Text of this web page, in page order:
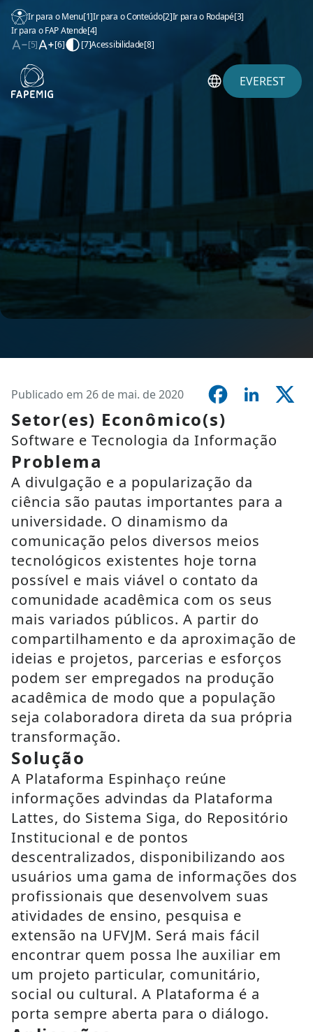
Ir para o Menu[1]Ir para o Conteúdo[2]Ir para o Rodapé[3]
Ir para o FAP Atende[4]
[5]
[6] [7]Acessibilidade[8]
EVEREST
Publicado em 26 de mai. de 2020
Setor(es) Econômico(s)
Software e Tecnologia da Informação
Problema
A divulgação e a popularização da
ciência são pautas importantes para a
universidade. O dinamismo da
comunicação pelos diversos meios
tecnológicos existentes hoje torna
possível e mais viável o contato da
comunidade acadêmica com os seus
mais variados públicos. A partir do
compartilhamento e da aproximação de
ideias e projetos, parcerias e esforços
podem ser empregados na produção
acadêmica de modo que a população
seja colaboradora direta da sua própria
transformação.
Solução
A Plataforma Espinhaço reúne
informações advindas da Plataforma
Lattes, do Sistema Siga, do Repositório
Institucional e de pontos
descentralizados, disponibilizando aos
usuários uma gama de informações dos
profissionais que desenvolvem suas
atividades de ensino, pesquisa e
extensão na UFVJM. Será mais fácil
encontrar quem possa lhe auxiliar em
um projeto particular, comunitário,
social ou cultural. A Plataforma é a
porta sempre aberta para o diálogo.